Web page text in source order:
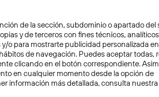
destacados:
ha sido el más cálido
notado que los veranos son cada
de la sección, subdominio o apartado del
y de terceros con fines técnicos,
o para mostrarte publicidad personalizada
de navegación. Puedes aceptar todas,
clicando en el botón correspondiente.
en cualquier momento desde la opción de
información más detallada, consulta nuestra